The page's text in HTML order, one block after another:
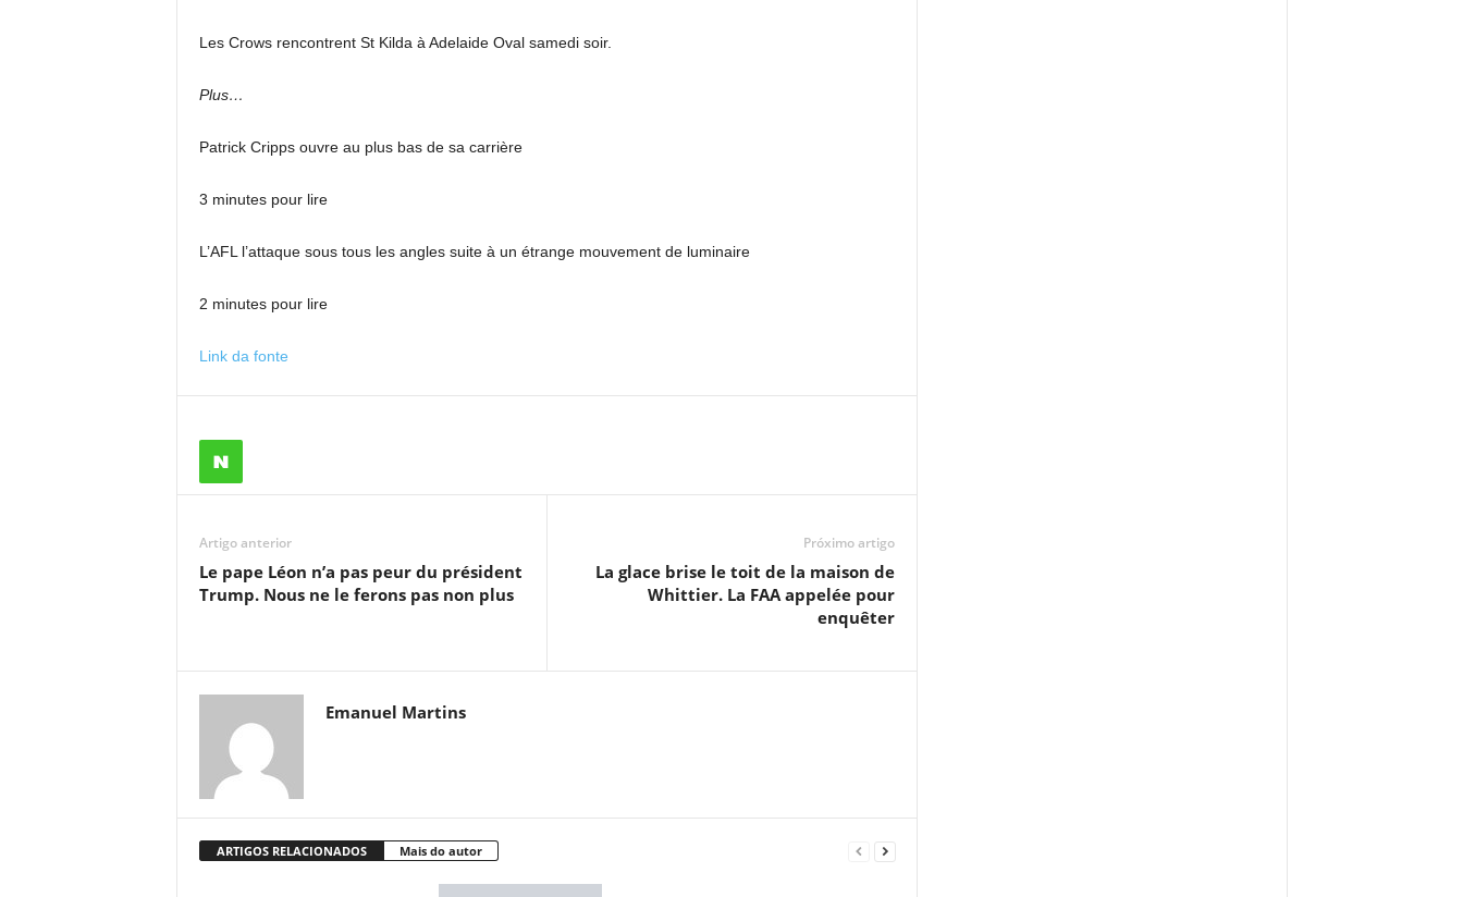
Les Crows rencontrent St Kilda à Adelaide Oval samedi soir.
Plus…
Patrick Cripps ouvre au plus bas de sa carrière
3 minutes pour lire
L’AFL l’attaque sous tous les angles suite à un étrange mouvement de luminaire
2 minutes pour lire
Link da fonte
Artigo anterior
Le pape Léon n’a pas peur du président
Trump. Nous ne le ferons pas non plus
Próximo artigo
La glace brise le toit de la maison de
Whittier. La FAA appelée pour
enquêter
Emanuel Martins
ARTIGOS RELACIONADOS Mais do autor